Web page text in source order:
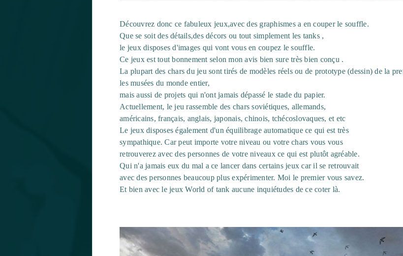
Découvrez donc ce fabuleux jeux,avec des graphismes a en couper le souffle.
Que se soit des détails,des décors ou tout simplement les tanks ,
le jeux disposes d'images qui vont vous en coupez le souffle.
Ce jeux est tout bonnement selon mon avis bien sure très bien conçu .
La plupart des chars du jeu sont tirés de modèles réels ou de prototype (dessin) de la
les musées du monde entier,
maisaussi de projets qui n'ont jamais dépassé le stade du papier.
Actuellement, le jeu rassemble des chars soviétiques, allemands,
américains, français, anglais, japonais, chinois, tchécoslovaques, et etc
Le jeux disposes également d'un équilibrage automatique ce qui est très
sympathique. Car peut importe votre niveau ou votre chars vous vous
retrouverez avec des personnes de votre niveaux ce qui est plutôt agréable.
Qui n'a jamais eux du mal a ce lancer dans certains jeux car il se retrouvait
avec des personnes beaucoup plus expérimenter. Moi le premier vous savez.
Et bien avec le jeux World of tank aucune inquiétudes de ce coter là.